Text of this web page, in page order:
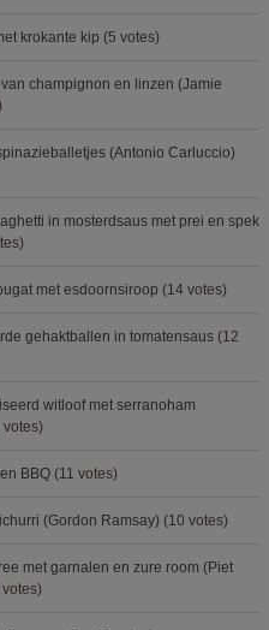
krokante kip (5 votes)
champignon en linzen (Jamie
(Antonio Carluccio)
in mosterdsaus met prei en spek
met esdoornsiroop (14 votes)
gehaktballen in tomatensaus (12
witloof met serranoham
votes)
BBQ (11 votes)
(Gordon Ramsay) (10 votes)
met garnalen en zure room (Piet
votes)